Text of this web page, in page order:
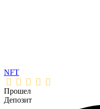
NFT
Прошел
Депозит